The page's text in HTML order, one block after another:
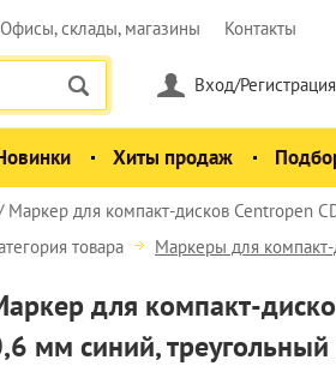
Офисы, склады, магазины Контакты
Вход/Регистрация
Хиты продаж
Маркер для компакт-дисков Centropen
товара Маркеры для компакт-
для компакт-
мм синий,